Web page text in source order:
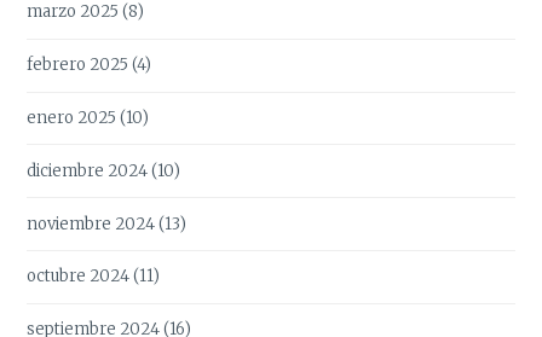
marzo 2025 (8)
febrero 2025 (4)
enero 2025 (10)
diciembre 2024(10)
noviembre 2024(13)
octubre 2024(11)
septiembre 2024(16)